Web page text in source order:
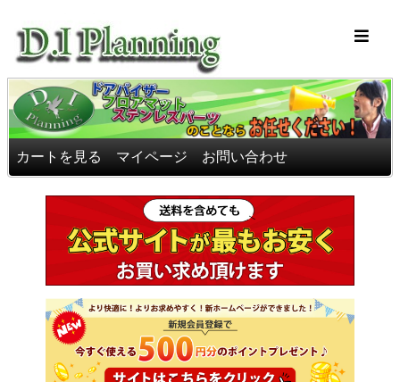
カートを見る マイページ お問い合わせ